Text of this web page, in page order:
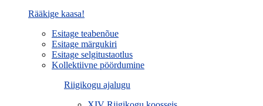
Rääkige kaasa!
Esitage teabenõue
Esitage märgukiri
Esitage selgitustaotlus
Kollektiivne pöördumine
Riigikogu ajalugu